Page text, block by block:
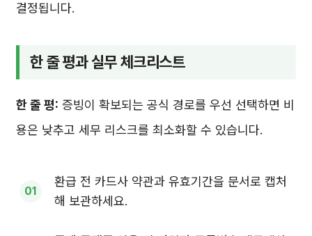
결정됩니다.
한 줄 평과 실무 체크리스트
한 줄 평: 증빙이 확보되는 공식 경로를 우선 선택하면 비
용은 낮추고 세무 리스크를 최소화할 수 있습니다.
환급 전 카드사 약관과 유효기간을 문서로 캡처
해 보관하세요.